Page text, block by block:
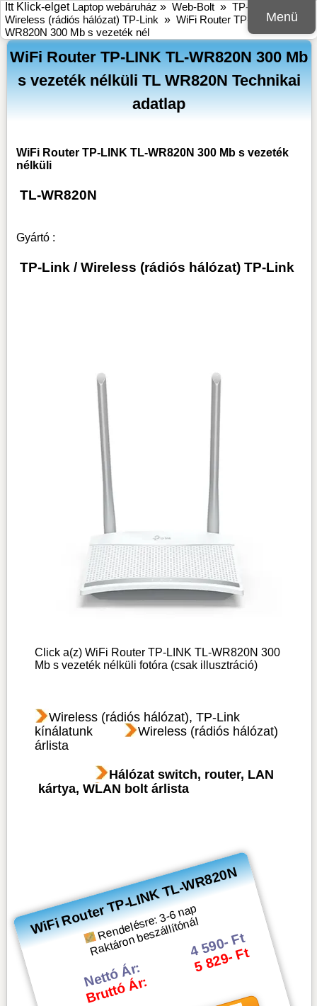
Menü
Itt Klick-elget Laptop webáruház » Web-Bolt » TP-Link
Wireless (rádiós hálózat) TP-Link » WiFi Router TP-LINK TL-
WR820N 300 Mb s vezeték nél
WiFi Router TP-LINK TL-WR820N 300 Mb
s vezeték nélküli TL WR820N Technikai
adatlap
WiFi Router TP-LINK TL-WR820N 300 Mb s vezeték
nélküli
TL-WR820N
Gyártó :
TP-Link / Wireless (rádiós hálózat) TP-Link
Click a(z) WiFi Router TP-LINK TL-WR820N 300
Mb s vezeték nélküli fotóra (csak illusztráció)
Wireless (rádiós hálózat), TP-Link
kínálatunk
Wireless (rádiós hálózat)
árlista
Hálózat switch, router, LAN
kártya, WLAN bolt árlista
WiFi Router TP-LINK TL-WR820N
Rendelésre: 3-6 nap
Raktáron beszállítónál
Nettó Ár:
Bruttó Ár:
4 590- Ft
5 829- Ft